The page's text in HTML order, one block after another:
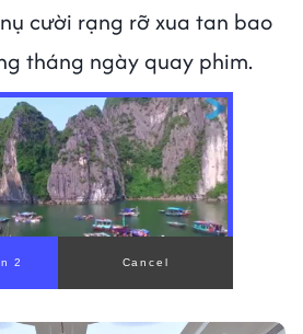
cười rạng rỡ xua tan bao
tháng ngày quay phim.